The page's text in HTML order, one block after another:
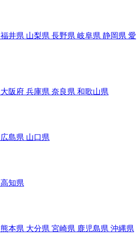
福井県 山梨県 長野県 岐阜県 静岡県 愛
大阪府 兵庫県 奈良県 和歌山県
広島県 山口県
高知県
熊本県 大分県 宮崎県 鹿児島県 沖縄県